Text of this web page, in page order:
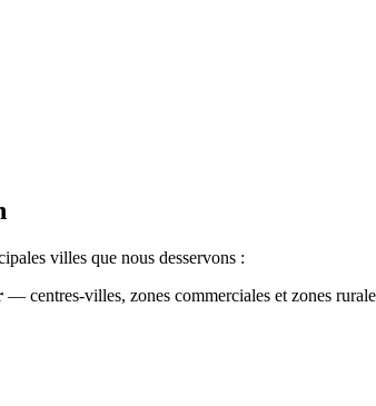
villes que nous desservons :
— centres-villes, zones commerciales et zones